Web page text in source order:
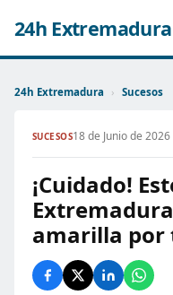
24h Extremadura
24h Extremadura › Sucesos
SUCESOS18 de Junio de 2026
¡Cuidado!
amarilla por